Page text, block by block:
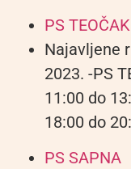
PS TEOČAK
Najavljene
2023. -PS
11:00 do
18:00 do
PS SAPNA